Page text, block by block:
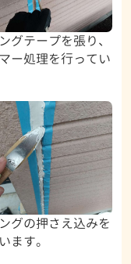
グテープを張り、
ー処理を行ってい
グの押さえ込みを
ます。